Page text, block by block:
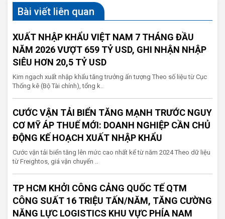
Bài viết liên quan
XUẤT NHẬP KHẨU VIỆT NAM 7 THÁNG ĐẦU
NĂM 2026 VƯỢT 659 TỶ USD, GHI NHẬN NHẬP
SIÊU HƠN 20,5 TỶ USD
Kim ngạch xuất nhập khẩu tăng trưởng ấn tượng Theo số liệu từ Cục
Thống kê (Bộ Tài chính), tổng k..
CƯỚC VẬN TẢI BIỂN TĂNG MẠNH TRƯỚC NGUY
CƠ MỸ ÁP THUẾ MỚI: DOANH NGHIỆP CẦN CHỦ
ĐỘNG KẾ HOẠCH XUẤT NHẬP KHẨU
Cước vận tải biển tăng lên mức cao nhất kể từ năm 2024 Theo dữ liệu
từ Freightos, giá vận chuyển ..
TP HCM KHỞI CÔNG CẢNG QUỐC TẾ QTM
CÔNG SUẤT 16 TRIỆU TẤN/NĂM, TĂNG CƯỜNG
NĂNG LỰC LOGISTICS KHU VỰC PHÍA NAM